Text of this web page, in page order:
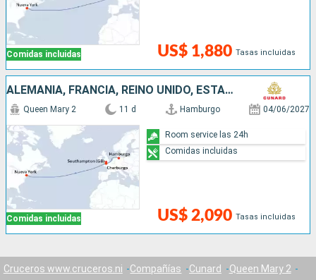
Comidas incluidas US$ 1,880 Tasas incluidas
ALEMANIA, FRANCIA, REINO UNIDO, ESTADOS UNIDOS
Comidas incluidas
Queen Mary 2 11 d Hamburgo 04/06/2027
US$ 2,090 Tasas incluidas
Room service las 24h
Comidas incluidas
Cruceros www.cruceros.ni Compañías Cunard
Queen Mary 2